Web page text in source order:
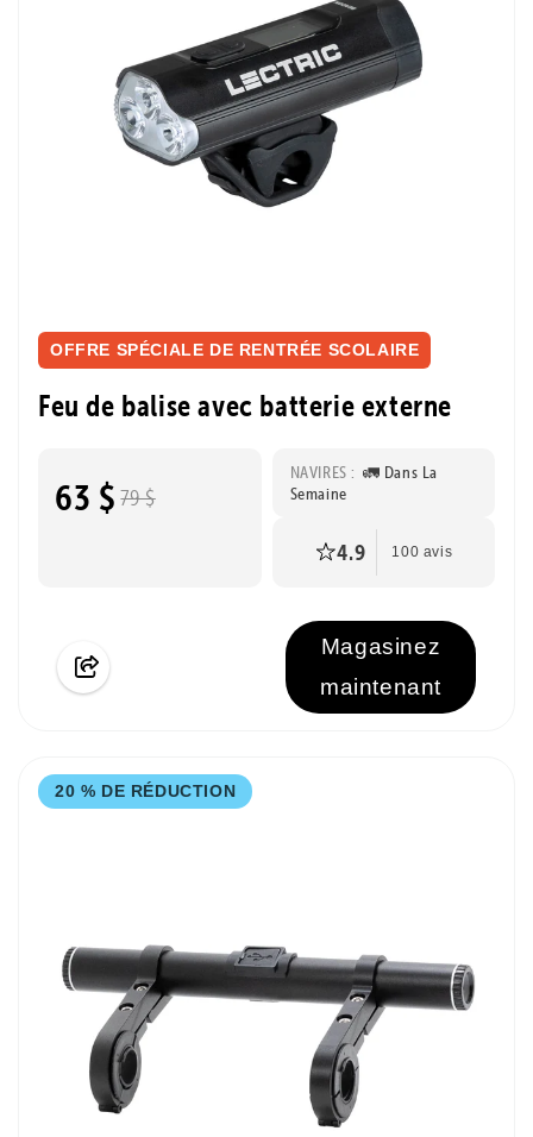
OFFRE SPÉCIALE DE RENTRÉE SCOLAIRE
Feu de balise avec batterie externe
63 $ 79 $
NAVIRES : 🚛 Dans La
Semaine
4.9 100 avis
Magasinez
maintenant
20 % DE RÉDUCTION